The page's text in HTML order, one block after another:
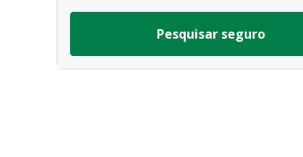
Pesquisar seguro